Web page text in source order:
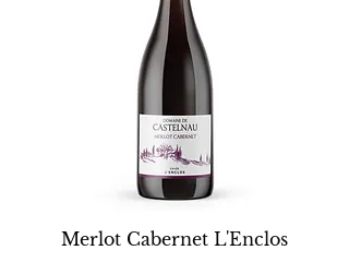
Merlot Cabernet L'Enclos